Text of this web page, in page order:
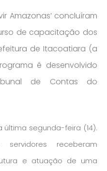
Amazonas’ concluíram
de capacitação dos
de Itacoatiara (a
é desenvolvido
de Contas do
segunda-feira (14).
receberam
e atuação de uma